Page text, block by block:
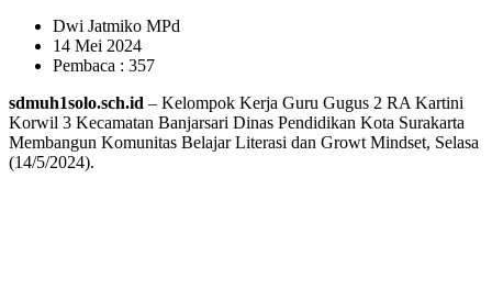
Dwi Jatmiko MPd
14 Mei 2024
Pembaca : 357
sdmuh1solo.sch.id – Kelompok Kerja Guru Gugus 2 RA Kartini
Korwil 3 Kecamatan Banjarsari Dinas Pendidikan Kota Surakarta
Membangun Komunitas Belajar Literasi dan Growt Mindset, Selasa
(14/5/2024).